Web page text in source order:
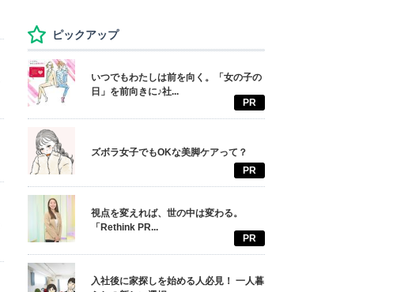
ピックアップ
いつでもわたしは前を向く。「女の子の
日」を前向きに♪社...
PR
ズボラ女子でもOKな美脚ケアって？
PR
視点を変えれば、世の中は変わる。
「Rethink PR...
PR
入社後に家探しを始める人必見！ 一人暮